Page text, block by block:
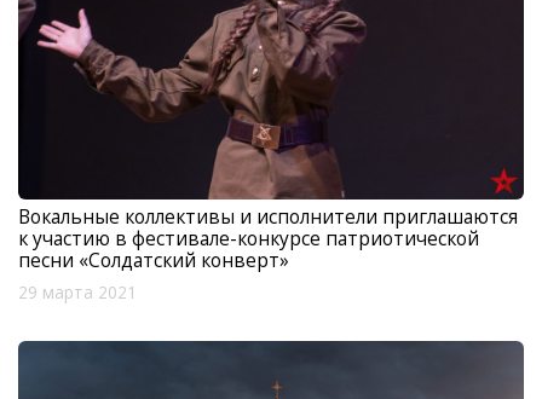
Вокальные коллективы и исполнители приглашаются
к участию в фестивале-конкурсе патриотической
песни «Солдатский конверт»
29 марта 2021